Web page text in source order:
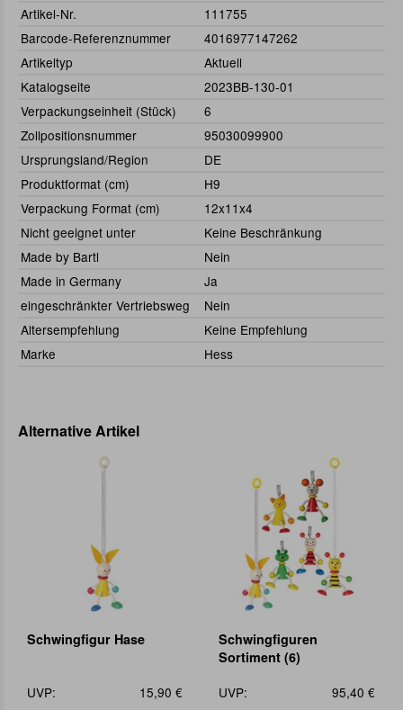
Artikel-Nr.
111755
Barcode-Referenznummer
4016977147262
Artikeltyp
Aktuell
Katalogseite
2023BB-130-01
Verpackungseinheit (Stück)
6
Zollpositionsnummer
95030099900
Ursprungsland/Region
DE
Produktformat (cm)
H9
Verpackung Format (cm)
12x11x4
Nicht geeignet unter
Keine Beschränkung
Made by Bartl
Nein
Made in Germany
Ja
eingeschränkter Vertriebsweg
Nein
Altersempfehlung
Keine Empfehlung
Marke
Hess
Alternative Artikel
Schwingfigur Hase
UVP: 15,90 €
Schwingfiguren
Sortiment (6)
UVP:
95,40 €